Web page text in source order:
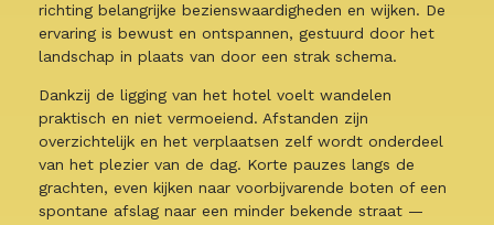
richting belangrijke bezienswaardigheden en wijken. De
ervaring is bewust en ontspannen, gestuurd door het
landschap in plaats van door een strak schema.
Dankzij de ligging van het hotel voelt wandelen
praktisch en niet vermoeiend. Afstanden zijn
overzichtelijk en het verplaatsen zelf wordt onderdeel
van het plezier van de dag. Korte pauzes langs de
grachten, even kijken naar voorbijvarende boten of een
spontane afslag naar een minder bekende straat —